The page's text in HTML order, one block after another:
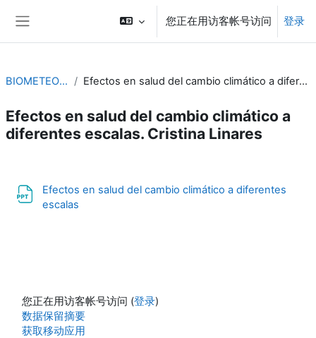
您正在用访客帐号访问 登录
BIOMETEOROLOGÍA Efectos en salud del cambio climático a diferentes escalas. Cristina Linares
Efectos en salud del cambio climático a
diferentes escalas. Cristina Linares
Efectos en salud del cambio climático a diferentes
escalas
您正在用访客帐号访问 (登录)
‎数据保留摘要‎
获取移动应用